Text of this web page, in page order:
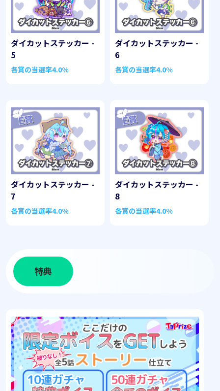
ダイカットステッカー -
5
各賞の当選率4.0%
ダイカットステッカー -
6
各賞の当選率4.0%
ダイカットステッカー -
7
各賞の当選率4.0%
ダイカットステッカー -
8
各賞の当選率4.0%
特典